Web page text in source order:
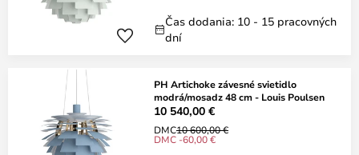
Čas dodania: 10 - 15 pracovných
dní
PH Artichoke závesné svietidlo
modrá/mosadz 48 cm - Louis Poulsen
10 540,00 €
DMC10 600,00 €
DMC -60,00 €